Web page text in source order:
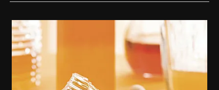
Mur
Slumberhouse